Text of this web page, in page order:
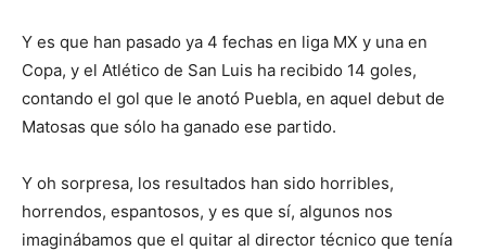
Y es que han pasado ya 4 fechas en liga MX y una en
Copa, y el Atlético de San Luis ha recibido 14 goles,
contando el gol que le anotó Puebla, en aquel debut de
Matosas que sólo ha ganado ese partido.
Y oh sorpresa, los resultados han sido horribles,
horrendos, espantosos, y es que sí, algunos nos
imaginábamos que el quitar al director técnico que tenía